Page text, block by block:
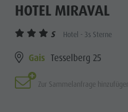
HOTEL MIRAVAL
S Hotel - 3s Sterne
Gais Tesselberg 25
Zur Sammelanfrage hinzufügen